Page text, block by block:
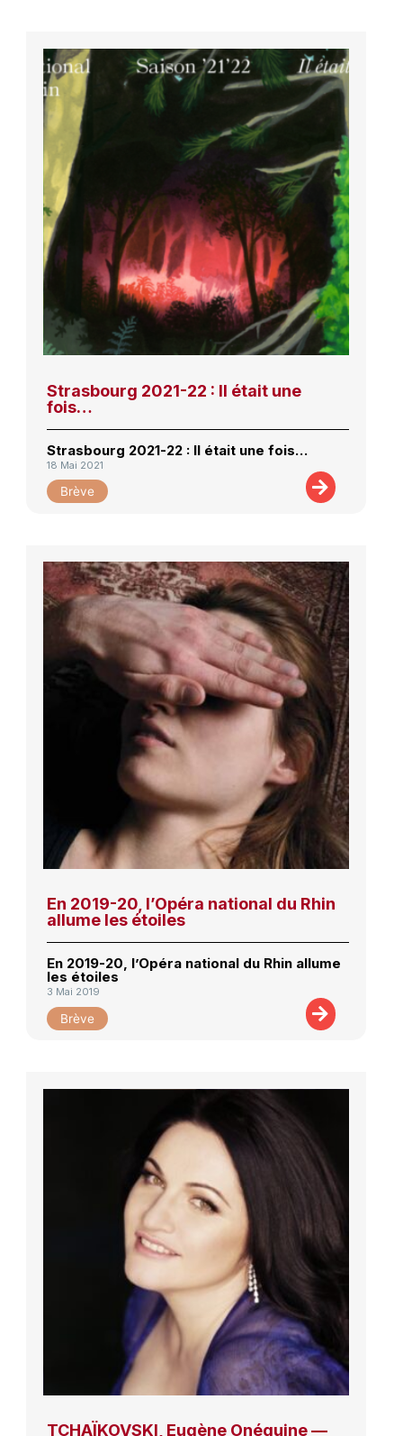
Strasbourg 2021-22 : Il était une
fois…
Strasbourg 2021-22 : Il était une fois…
18 Mai 2021
Brève
En 2019-20, l’Opéra national du Rhin
allume les étoiles
En 2019-20, l’Opéra national du Rhin allume
les étoiles
3 Mai 2019
Brève
TCHAÏKOVSKI, Eugène Onéguine —